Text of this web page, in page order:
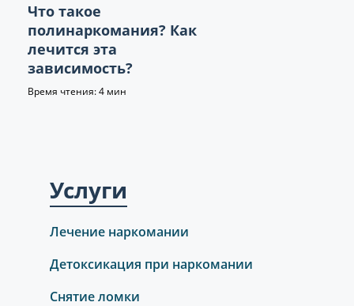
Что такое
полинаркомания? Как
лечится эта
зависимость?
Время чтения: 4 мин
Услуги
Лечение наркомании
Детоксикация при наркомании
Снятие ломки